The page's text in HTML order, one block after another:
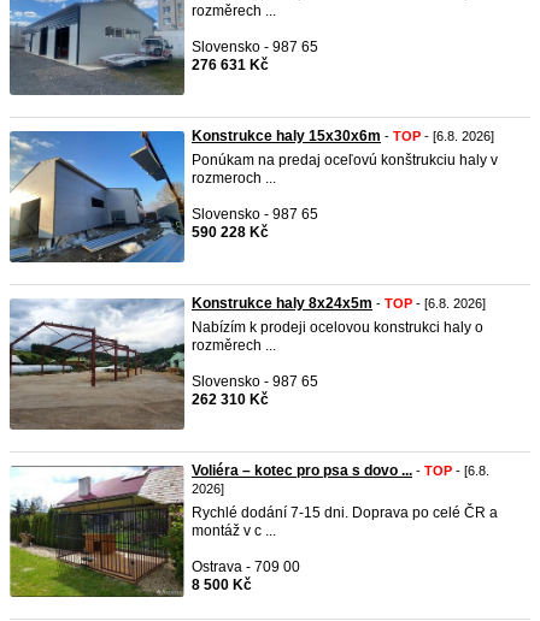
rozměrech ...
Slovensko - 987 65
276 631 Kč
Konstrukce haly 15x30x6m - TOP - [6.8. 2026]
Ponúkam na predaj oceľovú konštrukciu haly v
rozmeroch ...
Slovensko - 987 65
590 228 Kč
Konstrukce haly 8x24x5m - TOP - [6.8. 2026]
Nabízím k prodeji ocelovou konstrukci haly o
rozměrech ...
Slovensko - 987 65
262 310 Kč
Voliéra – kotec pro psa s dovo ... - TOP - [6.8.
2026]
Rychlé dodání 7-15 dni. Doprava po celé ČR a
montáž v c ...
Ostrava - 709 00
8 500 Kč